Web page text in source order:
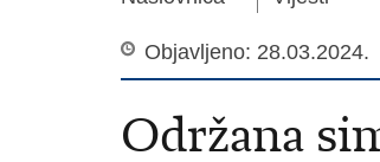
Objavljeno: 28.03.2024.
Održana